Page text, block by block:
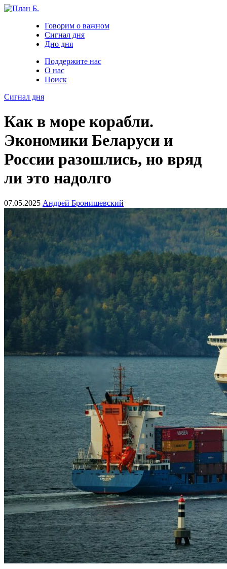
Говорим о важном
Сигнал дня
Дно дня
Поддержите нас
О нас
Поиск
Сигнал дня
Как в море корабли.
Экономики Беларуси и
России разошлись, но вряд
ли это надолго
07.05.2025 Андрей Бронишевский